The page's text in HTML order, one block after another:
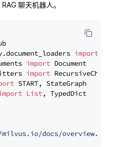
聊天机器人。
import
import
import
List, TypedDict
docs/overview.md"